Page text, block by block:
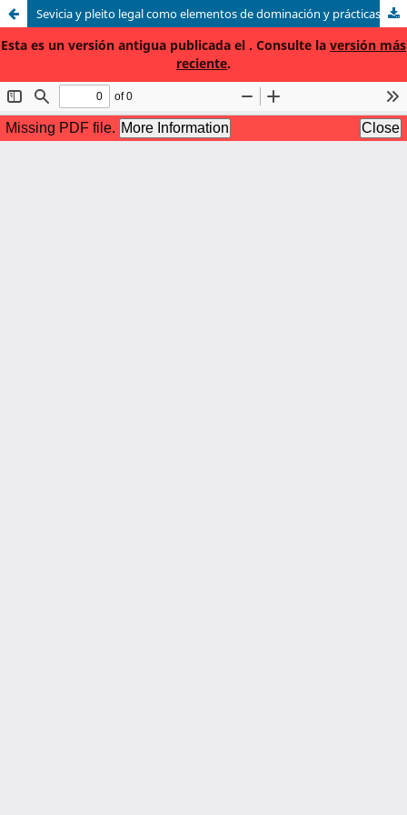
Sevicia y pleito legal como elementos de dominación y prácticas de resistencia entre amos y esclavos negros en el santiago tardo colonial: el caso de la esclava Thadea Aranguez, 1775-1776.
Esta es un versión antigua publicada el . Consulte la versión más
reciente.